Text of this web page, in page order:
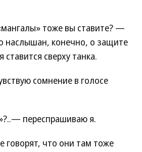
тоже вы ставите? —
наслышан, конечно, о защите
сверху танка.
сомнение в голосе
переспрашиваю я.
что они там тоже